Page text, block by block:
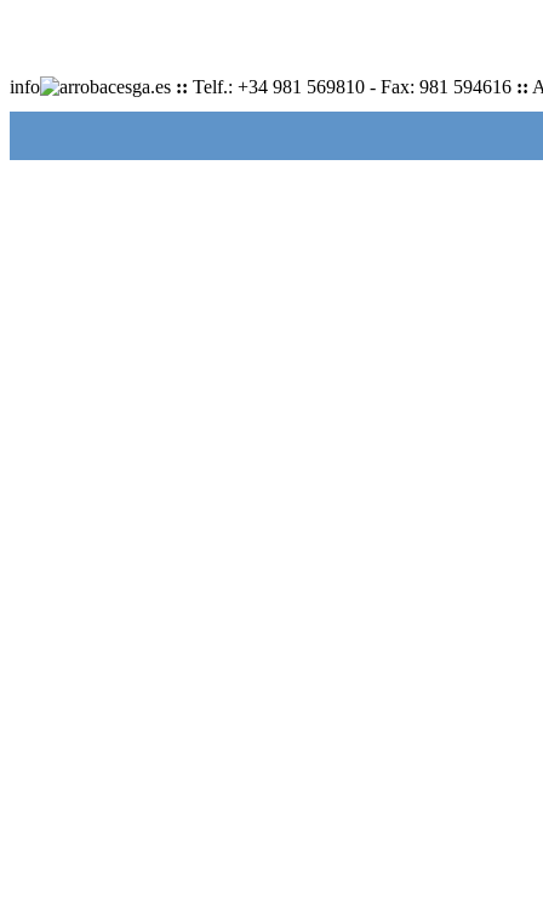
info cesga.es :: Telf.: +34 981 569810 - Fax: 981 594616 ::